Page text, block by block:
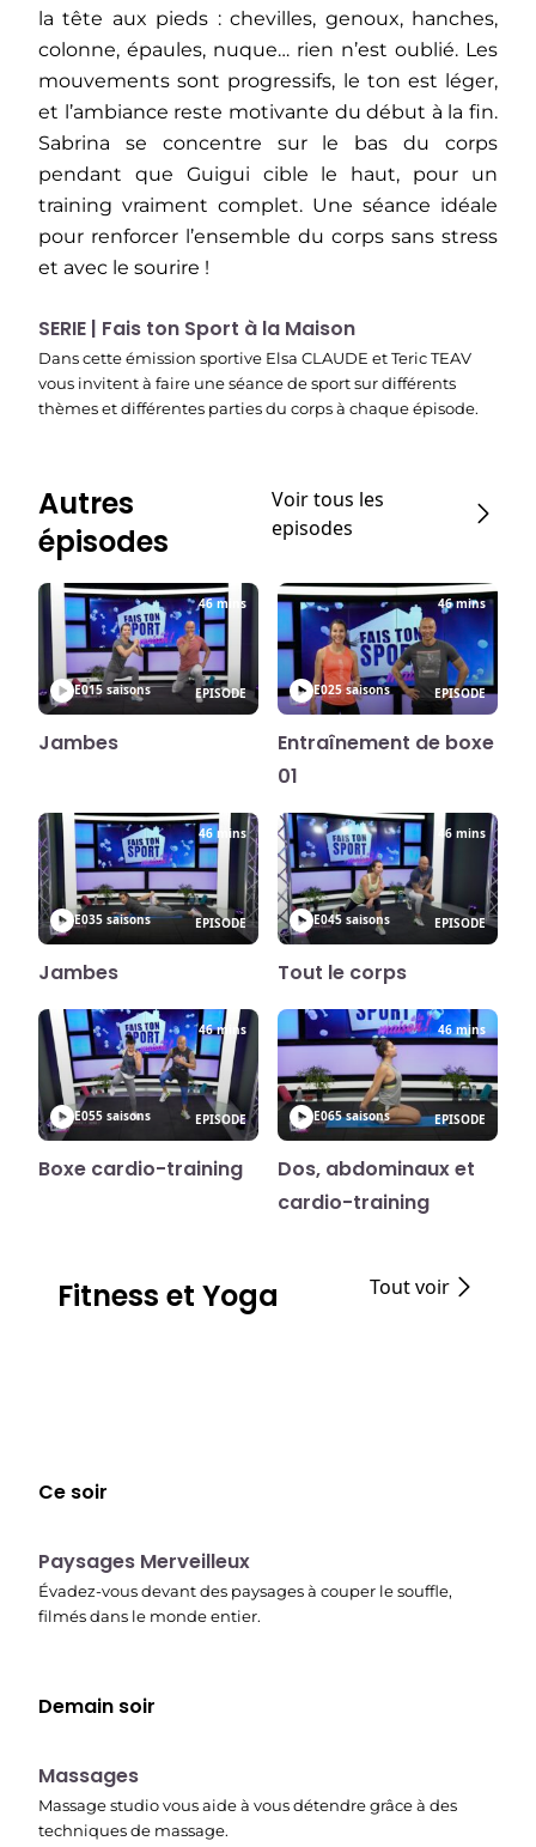
la tête aux pieds : chevilles, genoux, hanches,
colonne, épaules, nuque… rien n’est oublié. Les
mouvements sont progressifs, le ton est léger,
et l’ambiance reste motivante du début à la fin.
Sabrina se concentre sur le bas du corps
pendant que Guigui cible le haut, pour un
training vraiment complet. Une séance idéale
pour renforcer l’ensemble du corps sans stress
et avec le sourire !
SERIE | Fais ton Sport à la Maison
Dans cette émission sportive Elsa CLAUDE et Teric TEAV
vous invitent à faire une séance de sport sur différents
thèmes et différentes parties du corps à chaque épisode.
Autres
épisodes
Voir tous les
episodes
E015 saisons
46 mins
EPISODE
Jambes
E025 saisons
46 mins
EPISODE
Entraînement de boxe
01
E035 saisons
46 mins
EPISODE
Jambes
E045 saisons
46 mins
EPISODE
Tout le corps
E055 saisons
46 mins
EPISODE
Boxe cardio-training
E065 saisons
46 mins
EPISODE
Dos, abdominaux et
cardio-training
Fitness et Yoga Tout voir
Ce soir
22:37
Paysages Merveilleux
Évadez-vous devant des paysages à couper le souffle,
filmés dans le monde entier.
Demain soir
22:45
Massages
Massage studio vous aide à vous détendre grâce à des
techniques de massage.